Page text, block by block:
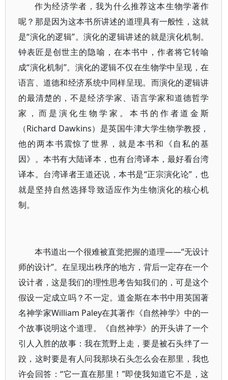
作为经济学者，我为什么推荐这本生物学著作
呢？那是因为这本书所讲述的道理具有一般性，这就
是“演化的逻辑”。演化的逻辑讲述的就是演化机制。
钟表匠是创世主的隐喻，在本书中，作者将它转喻
成“演化机制”。演化的逻辑不仅在生物学中呈现，在
语言、道德和经济系统中同样呈现。而演化的逻辑讲
的最清楚的，不是经济学家、语言学家和道德哲学
家，而是演化生物学家。本书的作者道金斯
（Richard Dawkins）是英国牛津大学生物学教授，
他的两本书震惊了世界，就是本书和《自私的基
因》。本书有大陆译本，也有台湾译本，最好看台湾
译本。台湾译者王道还说，本书是“正宗演化论”，也
就是坚持自然选择导致适应作为生物演化的核心机
制。
本书道出一个很难被直觉把握的道理——“无设计
师的设计”。在呈现出秩序的地方，背后一定存在一个
设计者，这是我们的理性思考告知我们的，可是这个
假设一定成立吗？不一定。道金斯在本书中用英国著
名神学家William Paley在其著作《自然神学》中的一
个故事说明这个道理。《自然神学》的开头讲了一个
引人入胜的故事：我在荒野上走，要是被石头绊了一
跤，这时要是有人问我那块石头怎么会在那里，我也
许会回答：“它一直在那里！”即使我知道它不是，这